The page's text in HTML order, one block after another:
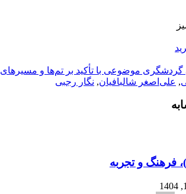
گردشگری موضوعی با تأکید بر تم‌ها و مسیرهای
, علی‌اصغر شالبافیان, نگار رجبی
فرهنگ و تجربه